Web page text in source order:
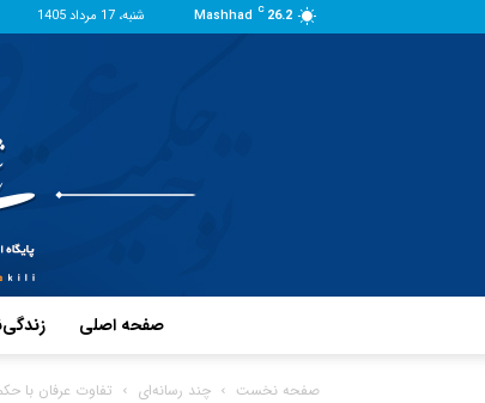
26.2
C
Mashhad شنبه، 17 مرداد 1405
صفحه اصلی
صفحه نخست چند رسانه‌ای تفاوت عرفان با